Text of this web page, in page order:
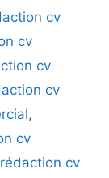
cv
cv
cv
cv
,
cv
rédaction cv